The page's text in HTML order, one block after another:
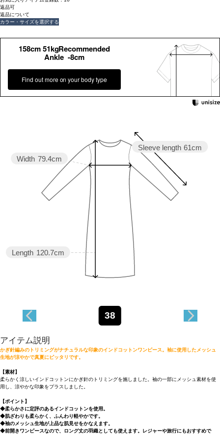
返品可
返品について
カラー・サイズを選択する
158cm 51kgRecommended
Ankle -8cm
Find out more on your body type
Sleeve length 61cm
Length 120.7cm
Width 79.4cm
38
アイテム説明
かぎ針編みのトリミングがナチュラルな印象のインドコットンワンピース。袖に使用したメッシュ
生地が涼やかで真夏にピッタリです。
【素材】
柔らかく涼しいインドコットンにかぎ針のトリミングを施しました。袖の一部にメッシュ素材を使
用し、涼やかな印象をプラスしました。
【ポイント】
◆柔らかさに定評のあるインドコットンを使用。
◆肌ざわりも柔らかく、ふんわり軽やかです。
◆袖のメッシュ生地が上品な肌見せをかなえます。
◆前開きワンピースなので、ロング丈の羽織としても使えます。レジャーや旅行にもおすすめで